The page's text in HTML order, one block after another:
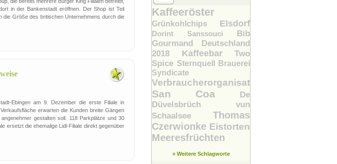
in der Bankenstadt eröffnen. Der Shop ist Teil
die Größe des britischen Unternehmens durch die
Ebingen am 9. Dezember die erste Filiale in
erwarten die Kunden breite Gängen
gestalten soll. 118 Parkplätze und 30
ersetzt die ehemalige Lidl-Filiale direkt gegenüber
Kaffeeröster
Grünkohlchips Elsdorf
Dorint Sanssouci Bib
Gourmand Deutschland
2018 Kaffeebar Two
Spice Sternquell Brauerei
Syndicate
Verbraucherorganisation
San Coa
De
Düvelsbrüch vun
Schaalsee Thomas
Czerwionke Eistorten
Meeresfrüchten
» Weitere Schlagworte